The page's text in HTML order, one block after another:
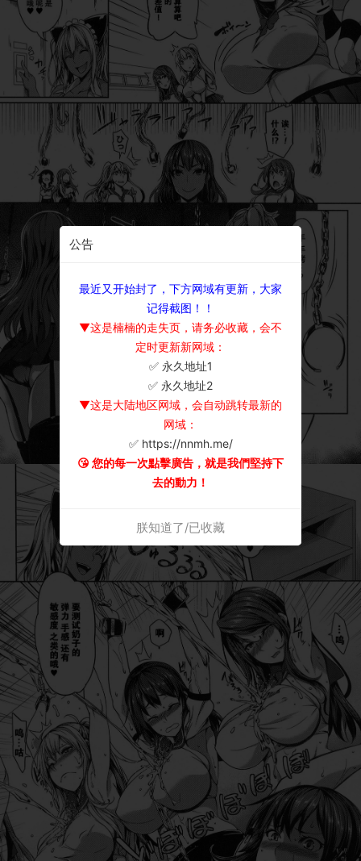
公告
最近又开始封了，下方网域有更新，大家
记得截图！！
▼这是楠楠的走失页，请务必收藏，会不
定时更新新网域：
✅ 永久地址1
✅ 永久地址2
▼这是大陆地区网域，会自动跳转最新的
网域：
✅ https://nnmh.me/
😘 您的每一次點擊廣告，就是我們堅持下
去的動力！
朕知道了/已收藏